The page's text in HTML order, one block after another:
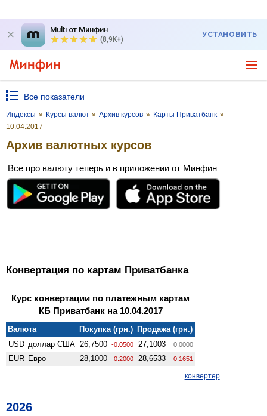
Multi от Минфин
(8,9K+)
УСТАНОВИТЬ
Все показатели
Индексы » Курсы валют » Архив курсов » Карты Приватбанк »
10.04.2017
Архив валютных курсов
Все про валюту теперь и в приложении от Минфин
Конвертация по картам Приватбанка
Курс конвертации по платежным картам
КБ Приватбанк на 10.04.2017
Валюта Покупка (грн.) Продажа (грн.)
USD доллар США 26,7500 -0.0500 27,1003 0.0000
EUR Евро 28,1000 -0.2000 28,6533 -0.1651
конвертер
2026